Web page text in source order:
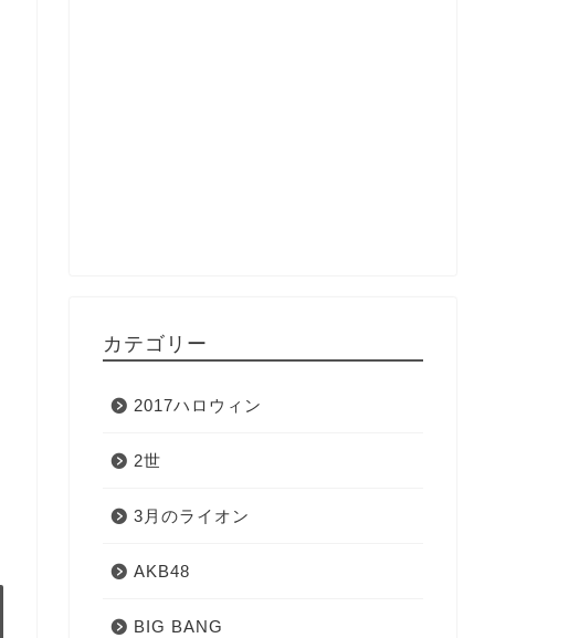
カテゴリー
2017ハロウィン
2世
3月のライオン
AKB48
BIG BANG